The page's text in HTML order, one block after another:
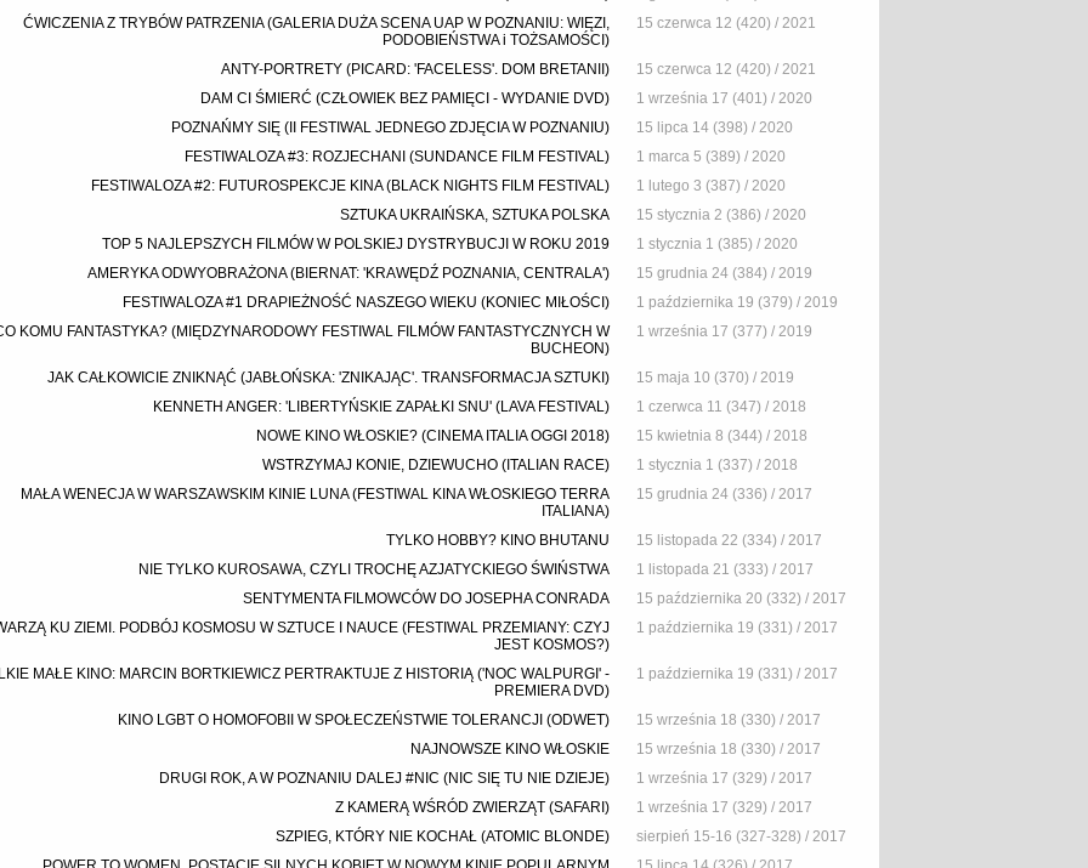
ĆWICZENIA Z TRYBÓW PATRZENIA (GALERIA DUŻA SCENA UAP W POZNANIU: WIĘZI,
PODOBIEŃSTWA i TOŻSAMOŚCI)
15 czerwca 12 (420) / 2021
ANTY-PORTRETY (PICARD: 'FACELESS'. DOM BRETANII)
15 czerwca 12 (420) / 2021
DAM CI ŚMIERĆ (CZŁOWIEK BEZ PAMIĘCI - WYDANIE DVD)
1 września 17 (401) / 2020
POZNAŃMY SIĘ (II FESTIWAL JEDNEGO ZDJĘCIA W POZNANIU)
15 lipca 14 (398) / 2020
FESTIWALOZA #3: ROZJECHANI (SUNDANCE FILM FESTIVAL)
1 marca 5 (389) / 2020
FESTIWALOZA #2: FUTUROSPEKCJE KINA (BLACK NIGHTS FILM FESTIVAL)
1 lutego 3 (387) / 2020
SZTUKA UKRAIŃSKA, SZTUKA POLSKA
15 stycznia 2 (386) / 2020
TOP 5 NAJLEPSZYCH FILMÓW W POLSKIEJ DYSTRYBUCJI W ROKU 2019
1 stycznia 1 (385) / 2020
AMERYKA ODWYOBRAŻONA (BIERNAT: 'KRAWĘDŹ POZNANIA, CENTRALA')
15 grudnia 24 (384) / 2019
FESTIWALOZA #1 DRAPIEŻNOŚĆ NASZEGO WIEKU (KONIEC MIŁOŚCI)
1 października 19 (379) / 2019
KOMU FANTASTYKA? (MIĘDZYNARODOWY FESTIWAL FILMÓW FANTASTYCZNYCH W
BUCHEON)
1 września 17 (377) / 2019
JAK CAŁKOWICIE ZNIKNĄĆ (JABŁOŃSKA: 'ZNIKAJĄC'. TRANSFORMACJA SZTUKI)
15 maja 10 (370) / 2019
KENNETH ANGER: 'LIBERTYŃSKIE ZAPAŁKI SNU' (LAVA FESTIVAL)
1 czerwca 11 (347) / 2018
NOWE KINO WŁOSKIE? (CINEMA ITALIA OGGI 2018)
15 kwietnia 8 (344) / 2018
WSTRZYMAJ KONIE, DZIEWUCHO (ITALIAN RACE)
1 stycznia 1 (337) / 2018
MAŁA WENECJA W WARSZAWSKIM KINIE LUNA (FESTIWAL KINA WŁOSKIEGO TERRA
ITALIANA)
15 grudnia 24 (336) / 2017
TYLKO HOBBY? KINO BHUTANU
15 listopada 22 (334) / 2017
NIE TYLKO KUROSAWA, CZYLI TROCHĘ AZJATYCKIEGO ŚWIŃSTWA
1 listopada 21 (333) / 2017
SENTYMENTA FILMOWCÓW DO JOSEPHA CONRADA
15 października 20 (332) / 2017
KU ZIEMI. PODBÓJ KOSMOSU W SZTUCE I NAUCE (FESTIWAL PRZEMIANY: CZYJ
JEST KOSMOS?)
1 października 19 (331) / 2017
MAŁE KINO: MARCIN BORTKIEWICZ PERTRAKTUJE Z HISTORIĄ ('NOC WALPURGI' -
PREMIERA DVD)
1 października 19 (331) / 2017
KINO LGBT O HOMOFOBII W SPOŁECZEŃSTWIE TOLERANCJI (ODWET)
15 września 18 (330) / 2017
NAJNOWSZE KINO WŁOSKIE
15 września 18 (330) / 2017
DRUGI ROK, A W POZNANIU DALEJ #NIC (NIC SIĘ TU NIE DZIEJE)
1 września 17 (329) / 2017
Z KAMERĄ WŚRÓD ZWIERZĄT (SAFARI)
1 września 17 (329) / 2017
SZPIEG, KTÓRY NIE KOCHAŁ (ATOMIC BLONDE)
sierpień 15-16 (327-328) / 2017